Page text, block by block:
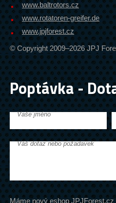
www.baltrotors.cz
www.rotatoren-greifer.de
www.jpjforest.cz
© Copyright 2009–2026 JPJ
Poptávka -
Vaše jméno
Váš dotaz nebo požadavek
Máme nový eshopJPJForest.cz